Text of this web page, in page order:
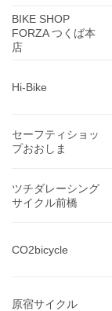
BIKE SHOP
FORZA つくば本
店
Hi-Bike
セーフティショッ
プおおしま
ツチダレーシング
サイクル前橋
CO2bicycle
原宿サイクル